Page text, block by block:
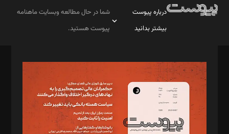
درباره پیوست
بیشتر بدانید
شما در حال مطالعه وبسایت ماهنامه
پیوست هستید.
مدیر مسئول: محمدباقر اثنی‌عشری
سردبیر: مهرک محمودی
دبیر تحریریه: میثم قاسمی
د‌بیر ناداستان: سمانه سمیع
د‌بیر خدمت و تجارت: ابوالفضل رجبی